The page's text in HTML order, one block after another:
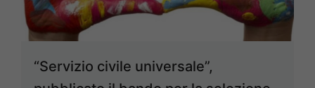
“Servizio civile universale”,